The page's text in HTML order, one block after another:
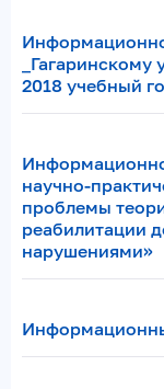
2018 учебный
научно-
проблемы
реабилитации
нарушениями»